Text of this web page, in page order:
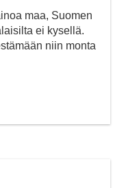
maa, Suomen
ei kysellä.
niin monta